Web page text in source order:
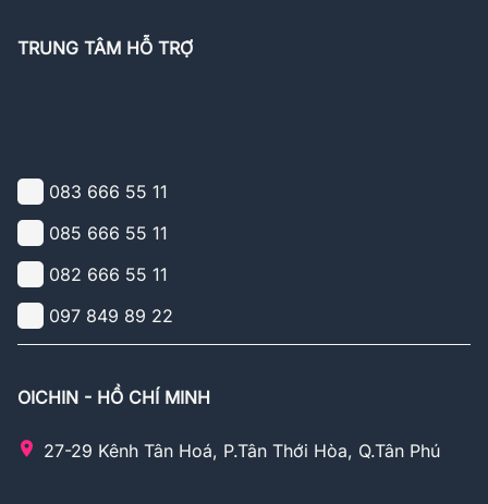
TRUNG TÂM HỖ TRỢ
083 666 55 11
085 666 55 11
082 666 55 11
097 849 89 22
OICHIN - HỒ CHÍ MINH
27-29 Kênh Tân Hoá, P.Tân Thới Hòa, Q.Tân Phú